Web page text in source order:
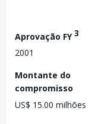
Aprovação FY3
2001
Montante do
compromisso
US$ 15.00 milhões